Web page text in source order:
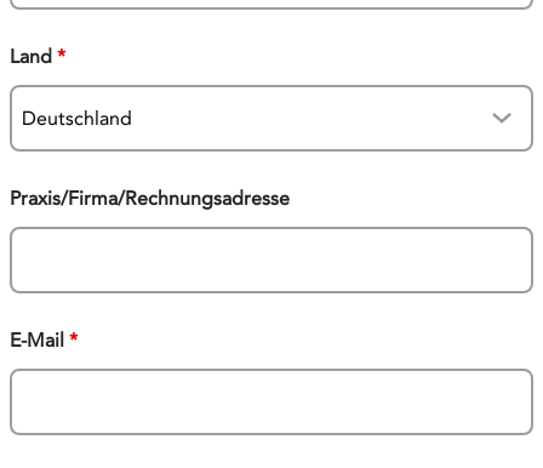
Land *
Praxis/Firma/Rechnungsadresse
E-Mail *